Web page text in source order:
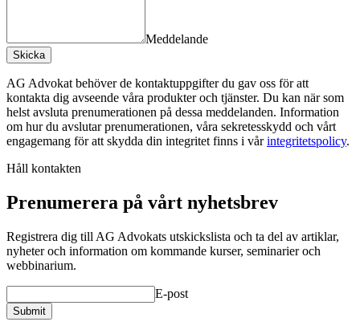
Meddelande
Skicka
AG Advokat behöver de kontaktuppgifter du gav oss för att
kontakta dig avseende våra produkter och tjänster. Du kan när som
helst avsluta prenumerationen på dessa meddelanden. Information
om hur du avslutar prenumerationen, våra sekretesskydd och vårt
engagemang för att skydda din integritet finns i vårintegritetspolicy.
Håll kontakten
Prenumerera på vårt nyhetsbrev
Registrera dig till AG Advokats utskickslista och ta del av artiklar,
nyheter och information om kommande kurser, seminarier och
webbinarium.
E-post
Submit